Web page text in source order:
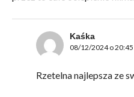
Kaśka
08/12/2024 o 20:45
Rzetelna najlepsza ze